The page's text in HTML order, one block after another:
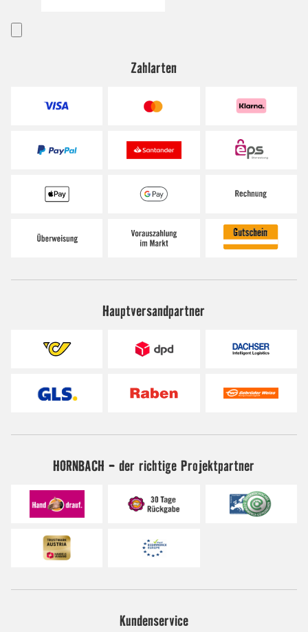
Zahlarten
Hauptversandpartner
HORNBACH - der richtige Projektpartner
Kundenservice